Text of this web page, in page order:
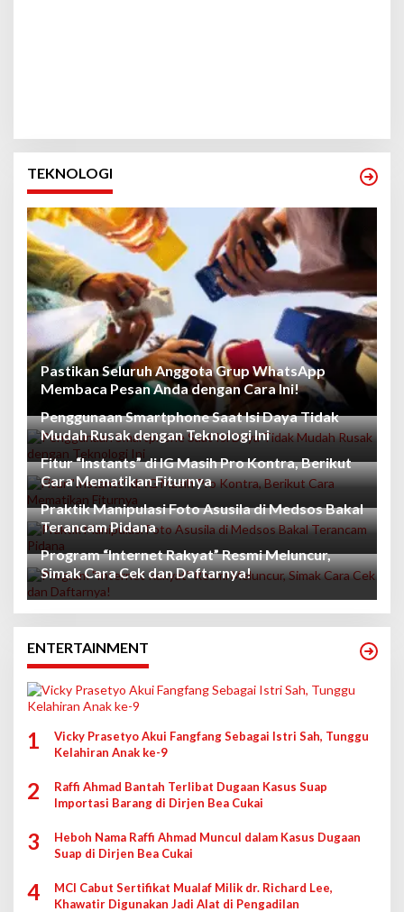
TEKNOLOGI
Pastikan Seluruh Anggota Grup WhatsApp
Membaca Pesan Anda dengan Cara Ini!
Penggunaan Smartphone Saat Isi Daya Tidak
Mudah Rusak dengan Teknologi Ini
Fitur “Instants” di IG Masih Pro Kontra, Berikut
Cara Mematikan Fiturnya
Praktik Manipulasi Foto Asusila di Medsos Bakal
Terancam Pidana
Program “Internet Rakyat” Resmi Meluncur,
Simak Cara Cek dan Daftarnya!
ENTERTAINMENT
1
Vicky Prasetyo Akui Fangfang Sebagai Istri Sah, Tunggu
Kelahiran Anak ke-9
2
Raffi Ahmad Bantah Terlibat Dugaan Kasus Suap
Importasi Barang di Dirjen Bea Cukai
3
Heboh Nama Raffi Ahmad Muncul dalam Kasus Dugaan
Suap di Dirjen Bea Cukai
4
MCI Cabut Sertifikat Mualaf Milik dr. Richard Lee,
Khawatir Digunakan Jadi Alat di Pengadilan